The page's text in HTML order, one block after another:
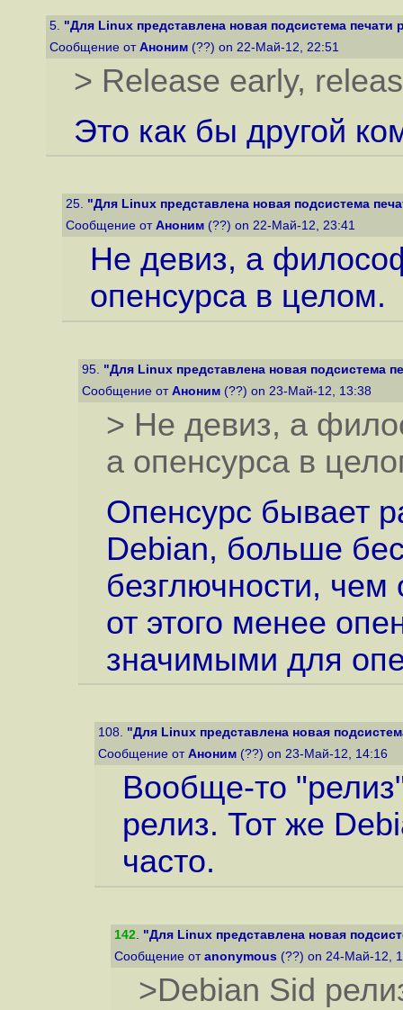
5. "Для Linux представлена новая подсистема печати
Сообщение от Аноним (??) on 22-Май-12, 22:51
> Release early,
Это как бы другой
25. "Для Linux представлена новая подсистема
Сообщение от Аноним (??) on 22-Май-12, 23:41
Не девиз, а
опенсурса в целом.
95. "Для Linux представлена новая подсистема
Сообщение от Аноним (??) on 23-Май-12, 13:38
> Не девиз, а
а опенсурса в
Опенсурс бывает
Debian, больше
безглючности,
от этого менее
значимыми для
108. "Для Linux представлена новая
Сообщение от Аноним (??) on 23-Май-12, 14:16
Вообще-то
релиз. Тот же
часто.
142. "Для Linux представлена новая
Сообщение от anonymous (??) on 24-Май-12,
>Debian Sid